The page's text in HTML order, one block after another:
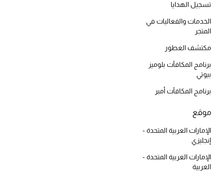
تسوقوا الأحذية
خصومات
جميع مستحضرات الجمال
الأكثر مبيعاً
العطور
تسجيل الهدايا
الخدمات والفعاليات في
المتجر
مكتشف العطور
برنامج المكافآت بلوميز
بيوتي
برنامج المكافآت أمبر
موقع
الإمارات العربية المتحدة -
إنجليزي
الإمارات العربية المتحدة -
العربية